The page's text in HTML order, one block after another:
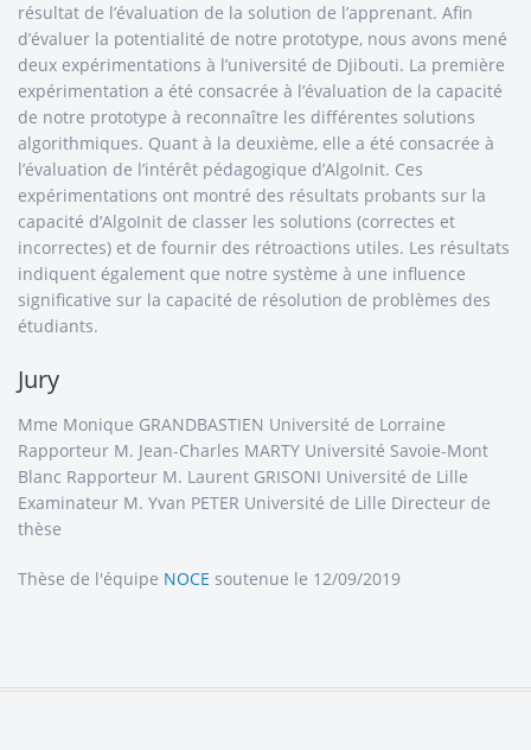
résultat de l’évaluation de la solution de l’apprenant. Afin
d’évaluer la potentialité de notre prototype, nous avons mené
deux expérimentations à l’université de Djibouti. La première
expérimentation a été consacrée à l’évaluation de la capacité
de notre prototype à reconnaître les différentes solutions
algorithmiques. Quant à la deuxième, elle a été consacrée à
l’évaluation de l’intérêt pédagogique d’AlgoInit. Ces
expérimentations ont montré des résultats probants sur la
capacité d’AlgoInit de classer les solutions (correctes et
incorrectes) et de fournir des rétroactions utiles. Les résultats
indiquent également que notre système à une influence
significative sur la capacité de résolution de problèmes des
étudiants.
Jury
Mme Monique GRANDBASTIEN Université de Lorraine
Rapporteur M. Jean-Charles MARTY Université Savoie-Mont
Blanc Rapporteur M. Laurent GRISONI Université de Lille
Examinateur M. Yvan PETER Université de Lille Directeur de
thèse
Thèse de l'équipe NOCE soutenue le 12/09/2019